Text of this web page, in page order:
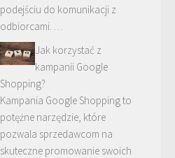
podejściu do komunikacji z
odbiorcami. …
Jak korzystać z
kampanii Google
Shopping?
Kampania Google Shopping to
potężne narzędzie, które
pozwala sprzedawcom na
skuteczne promowanie swoich